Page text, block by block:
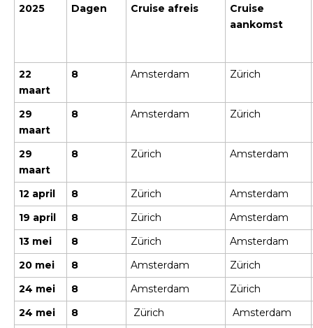
2025 Dagen Cruise afreis
Cruise
aankomst
22
maart
8 Amsterdam Zürich
29
maart
8 Amsterdam Zürich
29
maart
8 Zürich Amsterdam
12 april 8 Zürich
Amsterdam
19 april
8 Zürich
Amsterdam
13 mei
8 Zürich
Amsterdam
20 mei
8 Amsterdam
Zürich
24 mei
8 Amsterdam
Zürich
24 mei
8 Zürich
Amsterdam